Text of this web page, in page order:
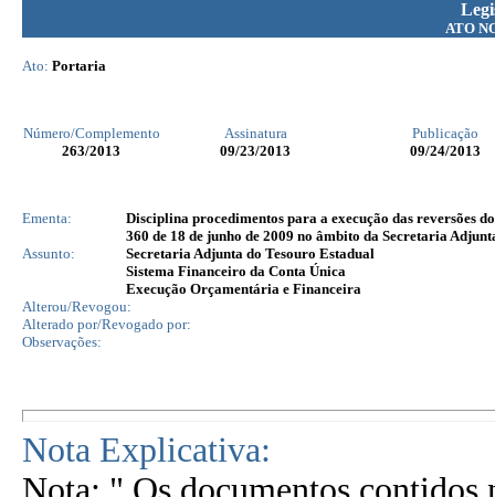
ATO
Ato: Portaria
Número/Complemento Assinatura
Publicação
263/2013 09/23/2013 09/24/2013
Ementa:
Disciplina procedimentos para a execução das reversões
360 de 18 de junho de 2009 no âmbito da Secretaria
Assunto:
Secretaria Adjunta do Tesouro Estadual
Sistema Financeiro da Conta Única
Execução Orçamentária e Financeira
Alterou/Revogou:
Alterado por/Revogado por:
Observações:
Nota Explicativa: